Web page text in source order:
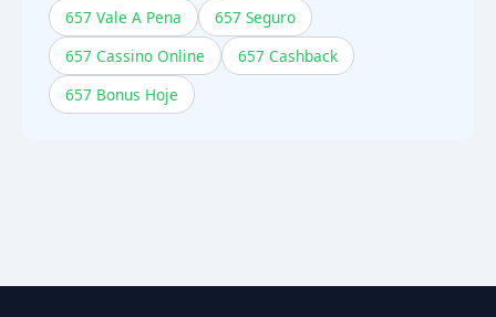
657 Vale A Pena
657 Seguro
657 Cassino Online
657 Cashback
657 Bonus Hoje